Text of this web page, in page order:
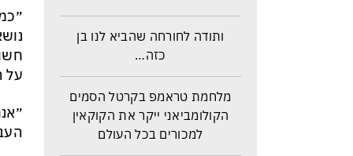
ותודה לחורחה שהביא לנו בן
כזה…
מלחמת טראמפ בקרטל הסמים
הקולומביאני ייקר את הקוקאין
למכורים בכל העולם
על